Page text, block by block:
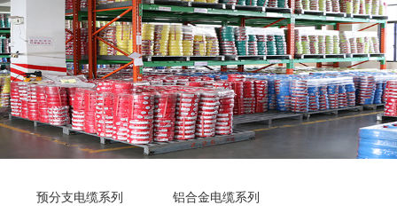
预分支电缆系列 铝合金电缆系列